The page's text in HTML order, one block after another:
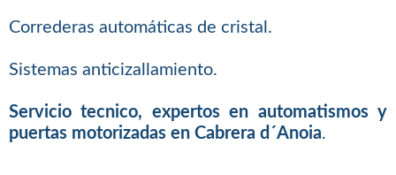
Correderas automáticas de cristal.
Sistemas anticizallamiento.
Servicio tecnico, expertos en automatismos y
puertas motorizadas en Cabrera d´Anoia.